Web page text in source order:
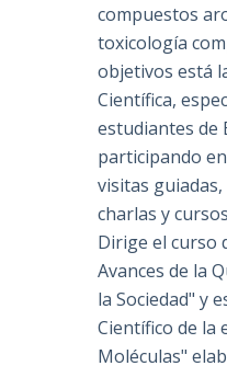
compuestos
toxicología
objetivos está
Científica,
estudiantes de
participando
visitas
charlas y
Dirige el curso
Avances de la
la Sociedad" y
Científico de la
Moléculas"